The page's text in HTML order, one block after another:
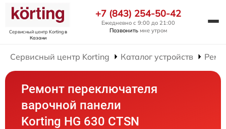
Сервисный центр Kortingв
Казани
+7 (843) 254-50-42
Ежедневно с 9:00 до 21:00
Позвонить мне утром
Сервисный центр Korting Каталог устройств
Ремонт переключателя
варочной панели
Korting HG 630 CTSN